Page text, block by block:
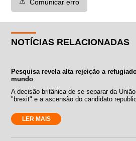
Comunicar erro
NOTÍCIAS RELACIONADAS
Pesquisa revela alta rejeição a
mundo
A decisão britânica de se separar da
"brexit" e a ascensão do candidato
LER MAIS